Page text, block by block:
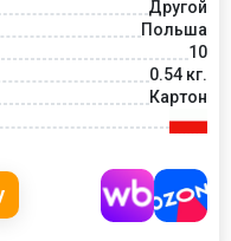
Другой
Польша
10
0.54 кг.
Картон